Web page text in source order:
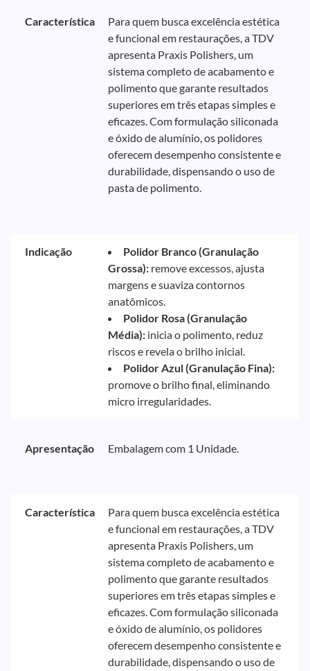
Característica
Para quem busca excelência estética
e funcional em restaurações, a TDV
apresenta Praxis Polishers, um
sistema completo de acabamento e
polimento que garante resultados
superiores em três etapas simples e
eficazes. Com formulação siliconada
e óxido de alumínio, os polidores
oferecem desempenho consistente e
durabilidade, dispensando o uso de
pasta de polimento.
Indicação
Polidor Branco (Granulação
Grossa): remove excessos, ajusta
margens e suaviza contornos
anatômicos.
Polidor Rosa (Granulação
Média): inicia o polimento, reduz
riscos e revela o brilho inicial.
Polidor Azul (Granulação Fina):
promove o brilho final, eliminando
micro irregularidades.
Apresentação Embalagem com 1 Unidade.
Característica
Para quem busca excelência estética
e funcional em restaurações, a TDV
apresenta Praxis Polishers, um
sistema completo de acabamento e
polimento que garante resultados
superiores em três etapas simples e
eficazes. Com formulação siliconada
e óxido de alumínio, os polidores
oferecem desempenho consistente e
durabilidade, dispensando o uso de